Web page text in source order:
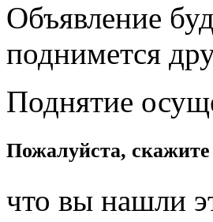
Объявление
поднимется
Поднятие
Пожалуйста, скажите
что вы нашли